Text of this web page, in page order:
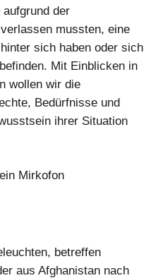
der
mussten, eine
sich haben oder sich
Mit Einblicken in
wollen wir die
Bedürfnisse und
ihrer Situation
betreffen
aus Afghanistan nach